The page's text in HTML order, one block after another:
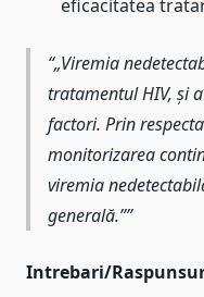
eficacitatea
„Viremia
tratamentul HIV, și
factori. Prin
monitorizarea
viremia
generală.”
Intrebari/